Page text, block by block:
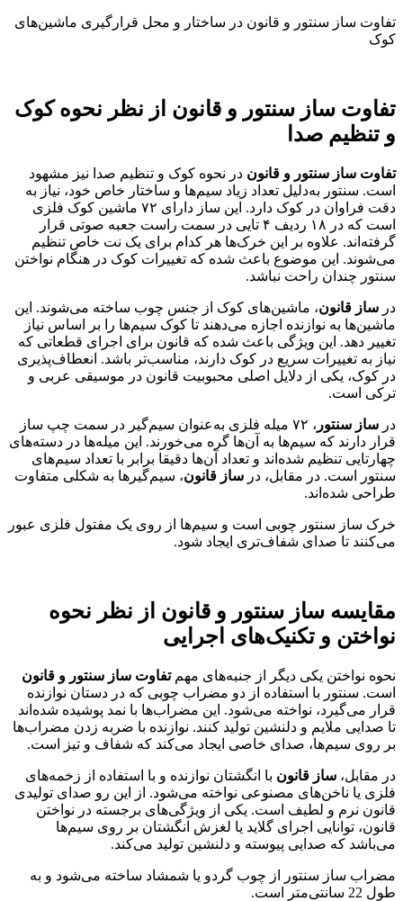
تفاوت ساز سنتور و قانون در ساختار و محل قرارگیری ماشین‌های
کوک
تفاوت ساز سنتور و قانون از نظر نحوه کوک
و تنظیم صدا
تفاوت ساز سنتور و قانون در نحوه کوک و تنظیم صدا نیز مشهود
است. سنتور به‌دلیل تعداد زیاد سیم‌ها و ساختار خاص خود، نیاز به
دقت فراوان در کوک دارد. این ساز دارای ۷۲ ماشین کوک فلزی
است که در ۱۸ ردیف ۴ تایی در سمت راست جعبه صوتی قرار
گرفته‌اند. علاوه بر این خرک‌ها هر کدام برای یک نت خاص تنظیم
می‌شوند. این موضوع باعث شده که تغییرات کوک در هنگام نواختن
سنتور چندان راحت نباشد.
در ساز قانون، ماشین‌های کوک از جنس چوب ساخته می‌شوند. این
ماشین‌ها به نوازنده اجازه می‌دهند تا کوک سیم‌ها را بر اساس نیاز
تغییر دهد. این ویژگی باعث شده که قانون برای اجرای قطعاتی که
نیاز به تغییرات سریع در کوک دارند، مناسب‌تر باشد. انعطاف‌پذیری
در کوک، یکی از دلایل اصلی محبوبیت قانون در موسیقی عربی و
ترکی است.
در ساز سنتور
، ۷۲ میله فلزی به‌عنوان سیم‌گیر در سمت چپ ساز
قرار دارند که سیم‌ها به آن‌ها گره می‌خورند. این میله‌ها در دسته‌های
چهارتایی تنظیم شده‌اند و تعداد آن‌ها دقیقا برابر با تعداد سیم‌های
سنتور است. در مقابل، در ساز قانون، سیم‌گیرها به شکلی متفاوت
طراحی شده‌اند.
خرک ساز سنتور چوبی است و سیم‌ها از روی یک مفتول فلزی عبور
می‌کنند تا صدای شفاف‌تری ایجاد شود.
مقایسه ساز سنتور و قانون از نظر نحوه
نواختن و تکنیک‌های اجرایی
نحوه نواختن یکی دیگر از جنبه‌های مهمتفاوت ساز سنتور و قانون
است. سنتور با استفاده از دو مضراب چوبی که در دستان نوازنده
قرار می‌گیرد، نواخته می‌شود. این مضراب‌ها با نمد پوشیده شده‌اند
تا صدایی ملایم و دلنشین تولید کنند. نوازنده با ضربه زدن مضراب‌ها
بر روی سیم‌ها، صدای خاصی ایجاد می‌کند که شفاف و تیز است.
در مقابل، ساز قانون با انگشتان نوازنده و با استفاده از زخمه‌های
فلزی یا ناخن‌های مصنوعی نواخته می‌شود. از این رو صدای تولیدی
قانون نرم و لطیف است. یکی از ویژگی‌های برجسته در نواختن
قانون، توانایی اجرای گلاید یا لغزش انگشتان بر روی سیم‌ها
می‌باشد که صدایی پیوسته و دلنشین تولید می‌کند.
مضراب ساز سنتور از چوب گردو یا شمشاد ساخته می‌شود و به
طول 22 سانتی‌متر است.